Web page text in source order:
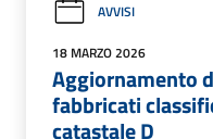
AVVISI
18 MARZO 2026
Aggiornamento
fabbricati
catastale D